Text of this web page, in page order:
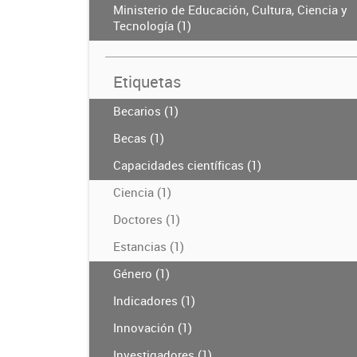
Ministerio de Educación, Cultura, Ciencia y
Tecnología (1)
Etiquetas
Becarios (1)
Becas (1)
Capacidades científicas (1)
Ciencia (1)
Doctores (1)
Estancias (1)
Género (1)
Indicadores (1)
Innovación (1)